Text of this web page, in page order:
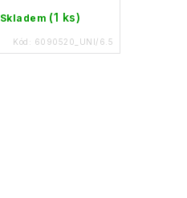
Skladem (1 ks)
Kód: 6090520_UNI/6.5